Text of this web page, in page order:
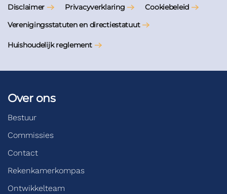
Disclaimer Privacyverklaring
Cookiebeleid
Verenigingsstatuten en directiestatuut
Huishoudelijk reglement
Over ons
Bestuur
Commissies
Contact
Rekenkamerkompas
Ontwikkelteam